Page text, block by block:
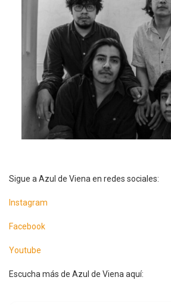
Sigue a Azul de Viena en redes sociales:
Instagram
Facebook
Youtube
Escucha más de Azul de Viena aquí: